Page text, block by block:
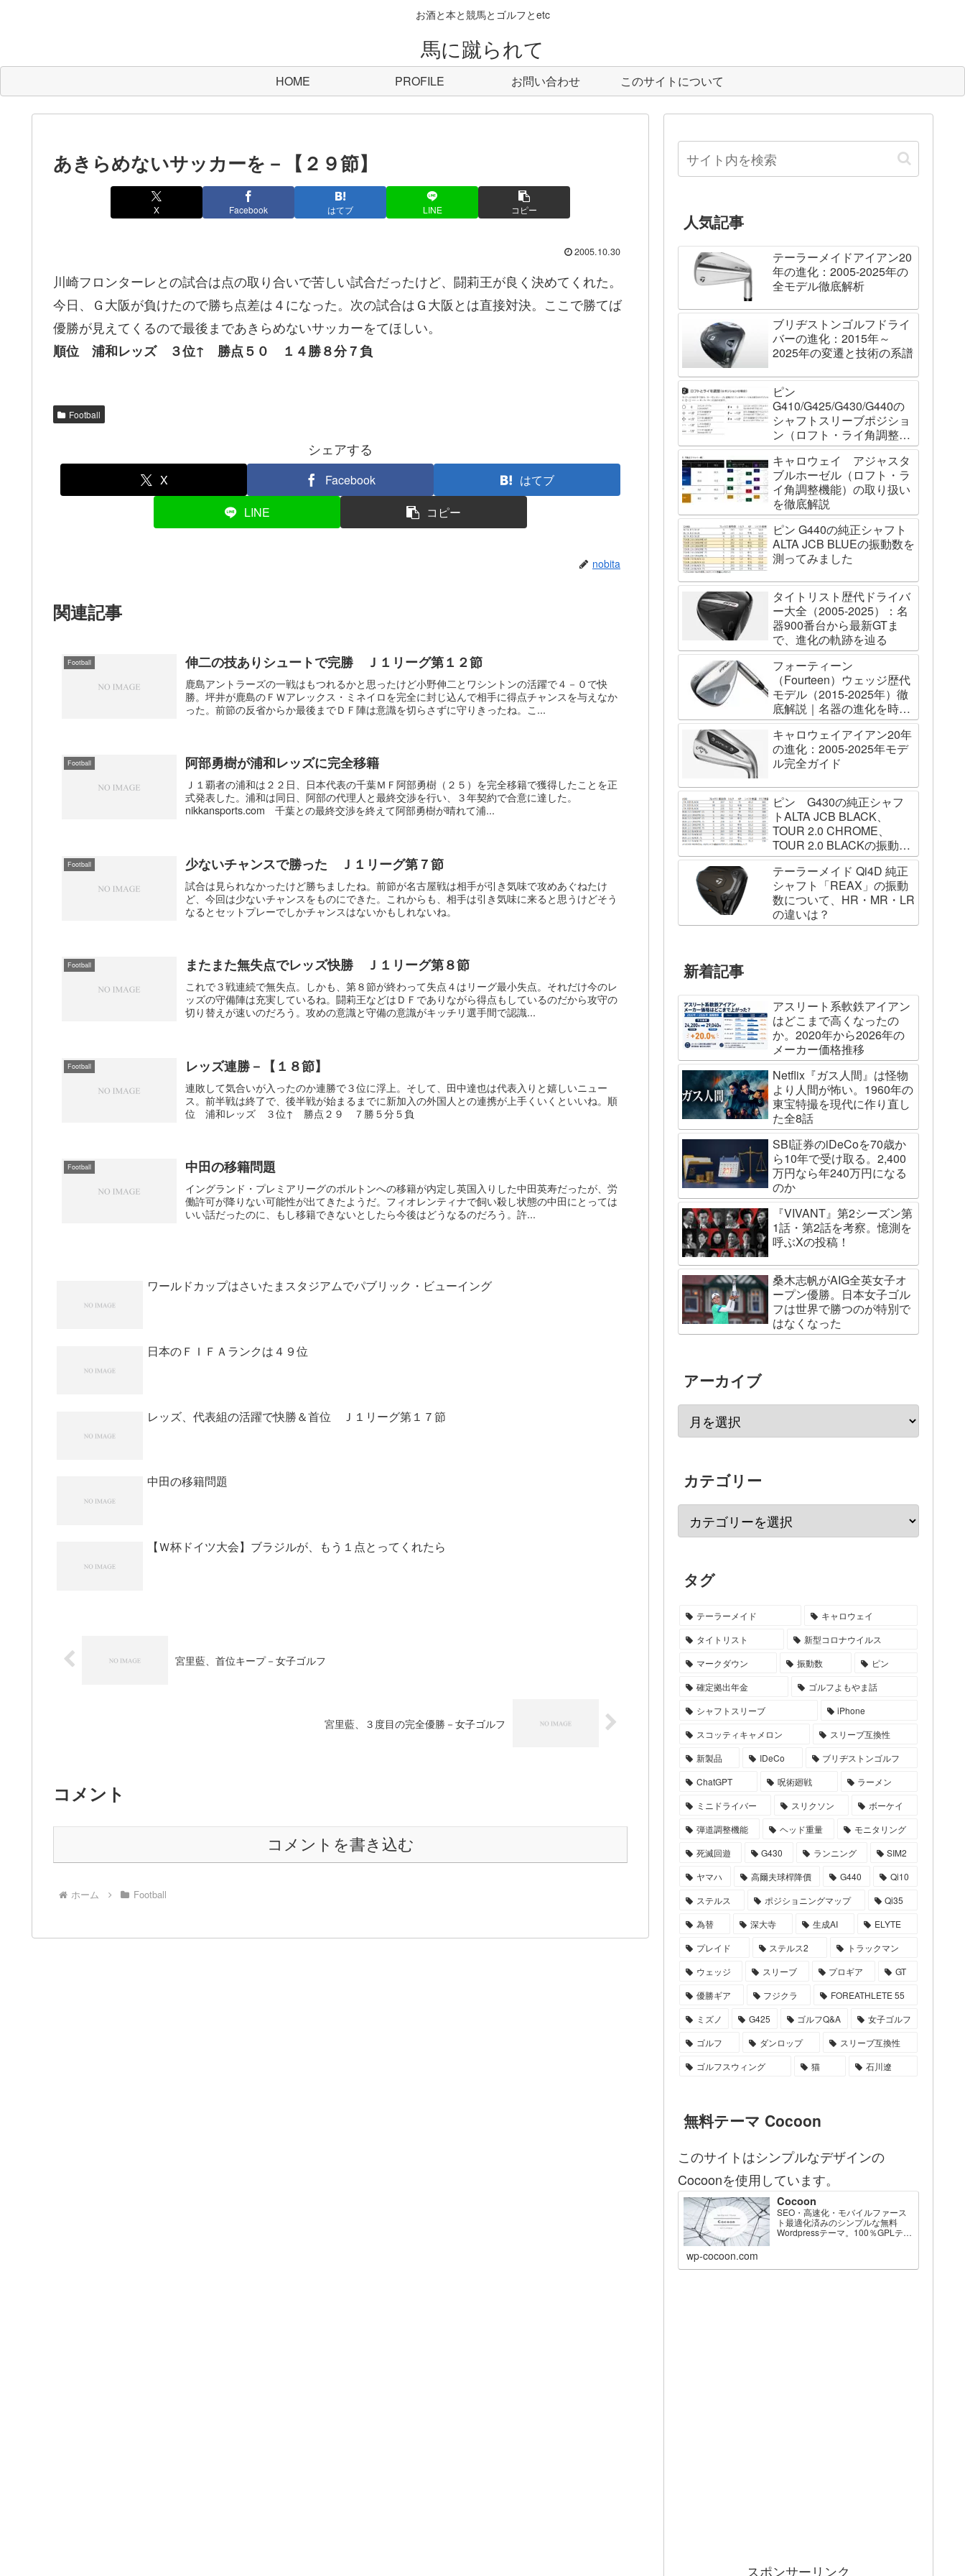
お酒と本と競馬とゴルフとetc
馬に蹴られて
HOME PROFILE お問い合わせ このサイトについて
あきらめないサッカーを－【２９節】
X Facebook はてブ LINE コピー
2005.10.30
川崎フロンターレとの試合は点の取り合いで苦しい試合だったけど、闘莉王が良く決めてくれた。
今日、Ｇ大阪が負けたので勝ち点差は４になった。次の試合はＧ大阪とは直接対決。ここで勝てば
優勝が見えてくるので最後まであきらめないサッカーをてほしい。
順位 浦和レッズ ３位↑ 勝点５０ １４勝８分７負
Football
シェアする
X Facebook
はてブ
LINE
コピー
nobita
関連記事
Football 伸二の技ありシュートで完勝 Ｊ１リーグ第１２節
鹿島アントラーズの一戦はもつれるかと思ったけど小野伸二とワシントンの活躍で４－０で快
勝。坪井が鹿島のＦＷアレックス・ミネイロを完全に封じ込んで相手に得点チャンスを与えなか
った。前節の反省からか最後までＤＦ陣は意識を切らさずに守りきったね。こ...
Football 阿部勇樹が浦和レッズに完全移籍
Ｊ１覇者の浦和は２２日、日本代表の千葉ＭＦ阿部勇樹（２５）を完全移籍で獲得したことを正
式発表した。浦和は同日、阿部の代理人と最終交渉を行い、３年契約で合意に達した。
nikkansports.com 千葉との最終交渉を終えて阿部勇樹が晴れて浦...
Football 少ないチャンスで勝った Ｊ１リーグ第７節
試合は見られなかったけど勝ちましたね。前節が名古屋戦は相手が引き気味で攻めあぐねたけ
ど、今回は少ないチャンスをものにできた。これからも、相手は引き気味に来ると思うけどそう
なるとセットプレーでしかチャンスはないかもしれないね。
Football またまた無失点でレッズ快勝 Ｊ１リーグ第８節
これで３戦連続で無失点。しかも、第８節が終わって失点４はリーグ最小失点。それだけ今のレ
ッズの守備陣は充実しているね。闘莉王などはＤＦでありながら得点もしているのだから攻守の
切り替えが速いのだろう。攻めの意識と守備の意識がキッチリ選手間で認識...
Football レッズ連勝－【１８節】
連敗して気合いが入ったのか連勝で３位に浮上。そして、田中達也は代表入りと嬉しいニュー
ス。前半戦は終了で、後半戦が始まるまでに新加入の外国人との連携が上手くいくといいね。順
位 浦和レッズ ３位↑ 勝点２９ ７勝５分５負
Football 中田の移籍問題
イングランド・プレミアリーグのボルトンへの移籍が内定し英国入りした中田英寿だったが、労
働許可が降りない可能性が出てきたようだ。フィオレンティナで飼い殺し状態の中田にとっては
いい話だったのに、もし移籍できないとしたら今後はどうなるのだろう。許...
ワールドカップはさいたまスタジアムでパブリック・ビューイング
日本のＦＩＦＡランクは４９位
レッズ、代表組の活躍で快勝＆首位 Ｊ１リーグ第１７節
中田の移籍問題
【Ｗ杯ドイツ大会】ブラジルが、もう１点とってくれたら
宮里藍、首位キープ－女子ゴルフ
宮里藍、３度目の完全優勝－女子ゴルフ
コメント
コメントを書き込む
ホーム Football
人気記事
テーラーメイドアイアン20
年の進化：2005-2025年の
全モデル徹底解析
ブリヂストンゴルフドライ
バーの進化：2015年～
2025年の変遷と技術の系譜
ピン
G410/G425/G430/G440の
シャフトスリーブポジショ
ン（ロフト・ライ角調整機
能）について
キャロウェイ アジャスタ
ブルホーゼル（ロフト・ラ
イ角調整機能）の取り扱い
を徹底解説
ピン G440の純正シャフト
ALTA JCB BLUEの振動数を
測ってみました
タイトリスト歴代ドライバ
ー大全（2005-2025）：名
器900番台から最新GTま
で、進化の軌跡を辿る
フォーティーン
（Fourteen）ウェッジ歴代
モデル（2015-2025年）徹
底解説｜名器の進化を時系
列で辿る
キャロウェイアイアン20年
の進化：2005-2025年モデ
ル完全ガイド
ピン G430の純正シャフ
トALTA JCB BLACK、
TOUR 2.0 CHROME、
TOUR 2.0 BLACKの振動数
を測ってみました
テーラーメイド Qi4D 純正
シャフト「REAX」の振動
数について、HR・MR・LR
の違いは？
新着記事
アスリート系軟鉄アイアン
はどこまで高くなったの
か。2020年から2026年の
メーカー価格推移
Netflix『ガス人間』は怪物
より人間が怖い。1960年の
東宝特撮を現代に作り直し
た全8話
SBI証券のiDeCoを70歳か
ら10年で受け取る。2,400
万円なら年240万円になる
のか
『VIVANT』第2シーズン第
1話・第2話を考察。憶測を
呼ぶXの投稿！
桑木志帆がAIG全英女子オ
ープン優勝。日本女子ゴル
フは世界で勝つのが特別で
はなくなった
アーカイブ
カテゴリー
タグ
テーラーメイド
キャロウェイ
タイトリスト
新型コロナウイルス
マークダウン
振動数
ピン
確定拠出年金
ゴルフよもやま話
シャフトスリーブ
iPhone
スコッティキャメロン
スリーブ互換性
新製品
IDeCo
ブリヂストンゴルフ
ChatGPT
呪術廻戦
ラーメン
ミニドライバー
スリクソン
ボーケイ
弾道調整機能
ヘッド重量
モニタリング
死滅回遊
G430 ランニング
SIM2
ヤマハ
高爾夫球桿降價 G440
Qi10
ステルス
ポジショニングマップ
Qi35
為替
深大寺 生成AI
ELYTE
プレイド
ステルス2
トラックマン
ウェッジ
スリーブ プロギア
GT
優勝ギア
フジクラ
FOREATHLETE 55
ミズノ
G425 ゴルフQ&A
女子ゴルフ
ゴルフ
ダンロップ
スリーブ互換性
ゴルフスウィング
猫 石川遼
無料テーマ Cocoon
このサイトはシンプルなデザインの
Cocoonを使用しています。
Cocoon
SEO・高速化・モバイルファース
ト最適化済みのシンプルな無料
Wordpressテーマ。100％GPLテー
wp-cocoon.com
スポンサーリンク